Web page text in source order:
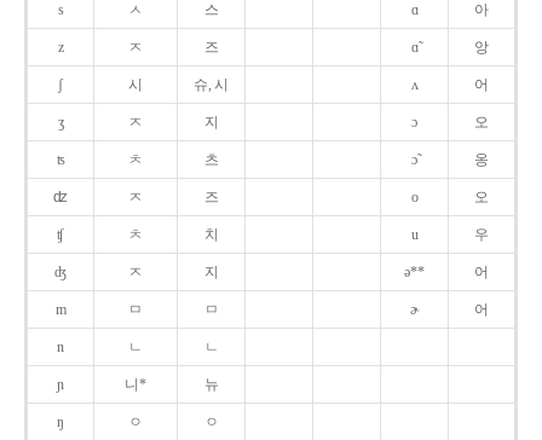
s ㅅ 스 ɑ 아
z ㅈ 즈 ɑ̃ 앙
ʃ 시 슈, 시 ʌ 어
ʒ ㅈ 지 ɔ 오
ʦ ㅊ 츠 ɔ̃ 옹
ʣ ㅈ 즈 o 오
ʧ ㅊ 치 u 우
ʤ ㅈ 지 ə** 어
m ㅁ ㅁ ɚ 어
n ㄴ ㄴ
ɲ 니* 뉴
ŋ ㅇ ㅇ